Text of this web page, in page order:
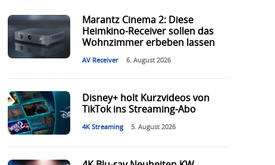
Marantz Cinema 2: Diese
Heimkino-Receiver sollen das
Wohnzimmer erbeben lassen
AV Receiver 6. August 2026
Disney+ holt Kurzvideos von
TikTok ins Streaming-Abo
4K Streaming 5. August 2026